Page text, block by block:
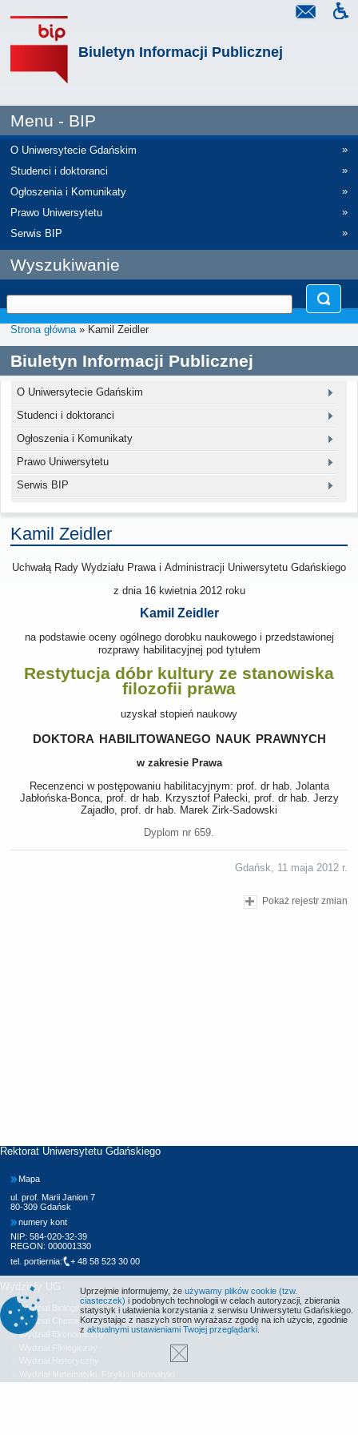
Biuletyn Informacji Publicznej
Menu - BIP
O Uniwersytecie Gdańskim
»
Studenci i doktoranci
»
Ogłoszenia i Komunikaty
»
Prawo Uniwersytetu
»
Serwis BIP
»
Wyszukiwanie
Strona główna» Kamil Zeidler
Biuletyn Informacji Publicznej
O Uniwersytecie Gdańskim
Studenci i doktoranci
Ogłoszenia i Komunikaty
Prawo Uniwersytetu
Serwis BIP
Kamil Zeidler
Uchwałą Rady Wydziału Prawa i Administracji Uniwersytetu Gdańskiego
z dnia 16 kwietnia 2012roku
Kamil Zeidler
na podstawie oceny ogólnego dorobku naukowego i przedstawionej
rozprawy habilitacyjnej pod tytułem
Restytucja dóbr kultury ze stanowiska
filozofii prawa
uzyskał stopień naukowy
doktora habilitowanego nauk prawnych
w zakresie Prawa
Recenzenci w postępowaniu habilitacyjnym: prof. dr hab. Jolanta
Jabłońska-Bonca, prof. dr hab. Krzysztof Pałecki, prof. dr hab. Jerzy
Zajadło, prof. dr hab. Marek Zirk-Sadowski
Dyplom nr 659.
Gdańsk, 11 maja 2012 r.
Pokaż rejestr zmian
Rektorat Uniwersytetu Gdańskiego
Mapa
ul. prof. Marii Janion 7
80-309 Gdańsk
numery kont
NIP: 584-020-32-39
REGON: 000001330
tel. portiernia:
+ 48 58 523 30 00
Wydziały UG
Wydział Biologii
Wydział Chemii
Wydział Ekonomiczny
Uprzejmie informujemy, że używamy plików cookie (tzw.
ciasteczek) i podobnych technologii w celach autoryzacji, zbierania
statystyk i ułatwienia korzystania z serwisu Uniwersytetu Gdańskiego.
Korzystając z naszych stron wyrażasz zgodę na ich użycie, zgodnie
z aktualnymi ustawieniami Twojej przeglądarki